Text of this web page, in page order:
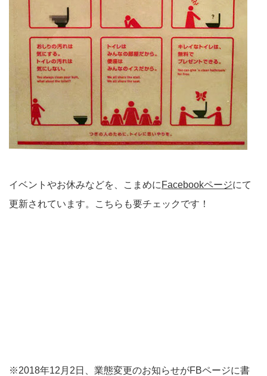
イベントやお休みなどを、こまめに Facebookページにて
更新されています。こちらも要チェックです！
※2018年12月2日、業態変更のお知らせがFBページに書